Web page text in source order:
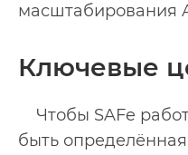
масштабирования
Ключевые
Чтобы SAFe
быть определённая